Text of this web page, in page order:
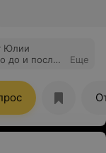
Юлии
до и после
Еще